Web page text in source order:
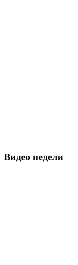
Видео недели